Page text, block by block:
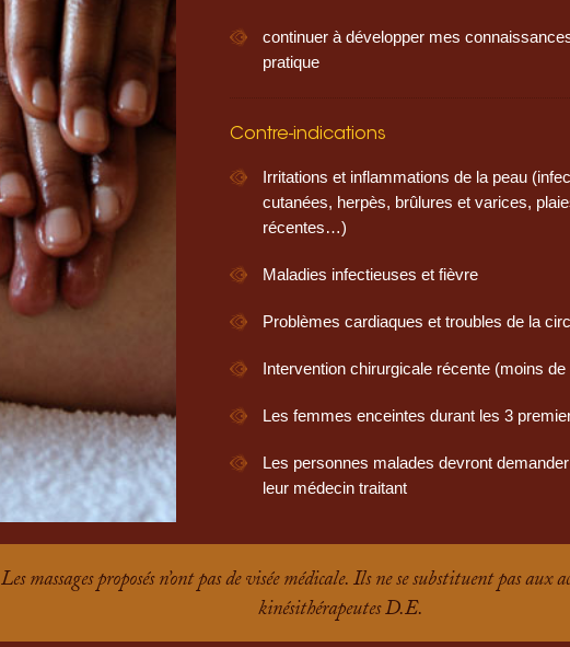
continuer à développer mes
pratique
Contre-indications
Irritations et inflammations de la peau
cutanées, herpès, brûlures et varices,
récentes…)
Maladies infectieuses et fièvre
Problèmes cardiaques et troubles de la
Intervention chirurgicale récente (moins de
Les femmes enceintes durant les 3
Les personnes malades devront
leur médecin traitant
Les massages proposés n’ont pas de visée médicale. Ils ne se substituent pas aux
kinésithérapeutes D.E.